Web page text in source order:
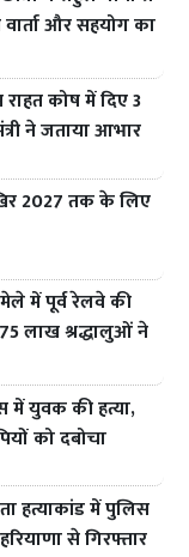
और सहयोग का
कोष में दिए 3
ने जताया आभार
2027 तक के लिए
में पूर्व रेलवे की
लाख श्रद्धालुओं ने
में युवक की हत्या,
को दबोचा
हत्याकांड में पुलिस
से गिरफ्तार